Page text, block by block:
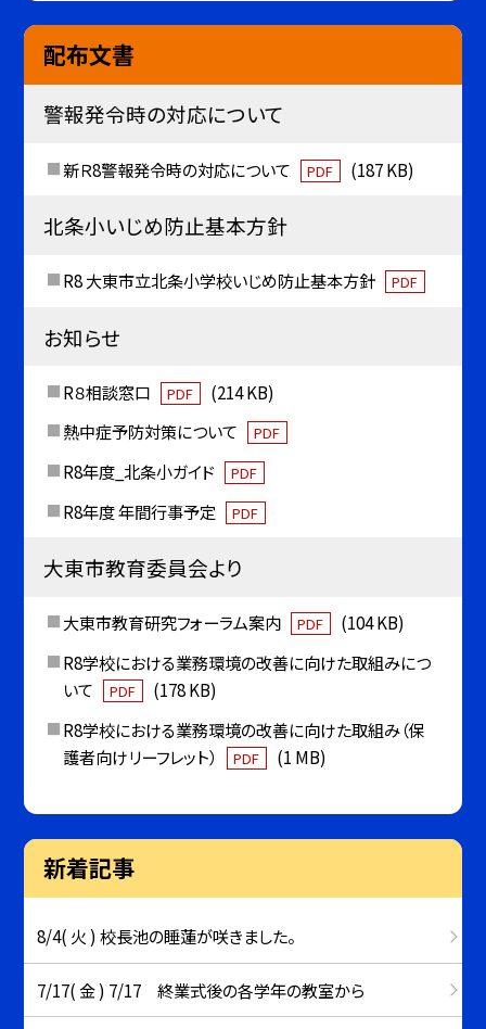
配布文書
警報発令時の対応について
新Ｒ8警報発令時の対応について PDF (187 KB)
北条小いじめ防止基本方針
R8 大東市立北条小学校いじめ防止基本方針 PDF
お知らせ
R８相談窓口 PDF
(214 KB)
熱中症予防対策について
PDF
R8年度_北条小ガイド PDF
R8年度 年間行事予定 PDF
大東市教育委員会より
大東市教育研究フォーラム案内 PDF
(104 KB)
R8学校における業務環境の改善に向けた取組みにつ
いて
PDF
(178 KB)
R8学校における業務環境の改善に向けた取組み（保
護者向けリーフレット）
PDF (1 MB)
新着記事
8/4( 火 ) 校長池の睡蓮が咲きました。
7/17( 金 ) 7/17 終業式後の各学年の教室から